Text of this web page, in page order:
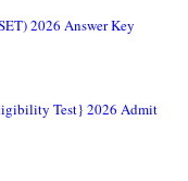
2026 Answer Key
Test} 2026 Admit